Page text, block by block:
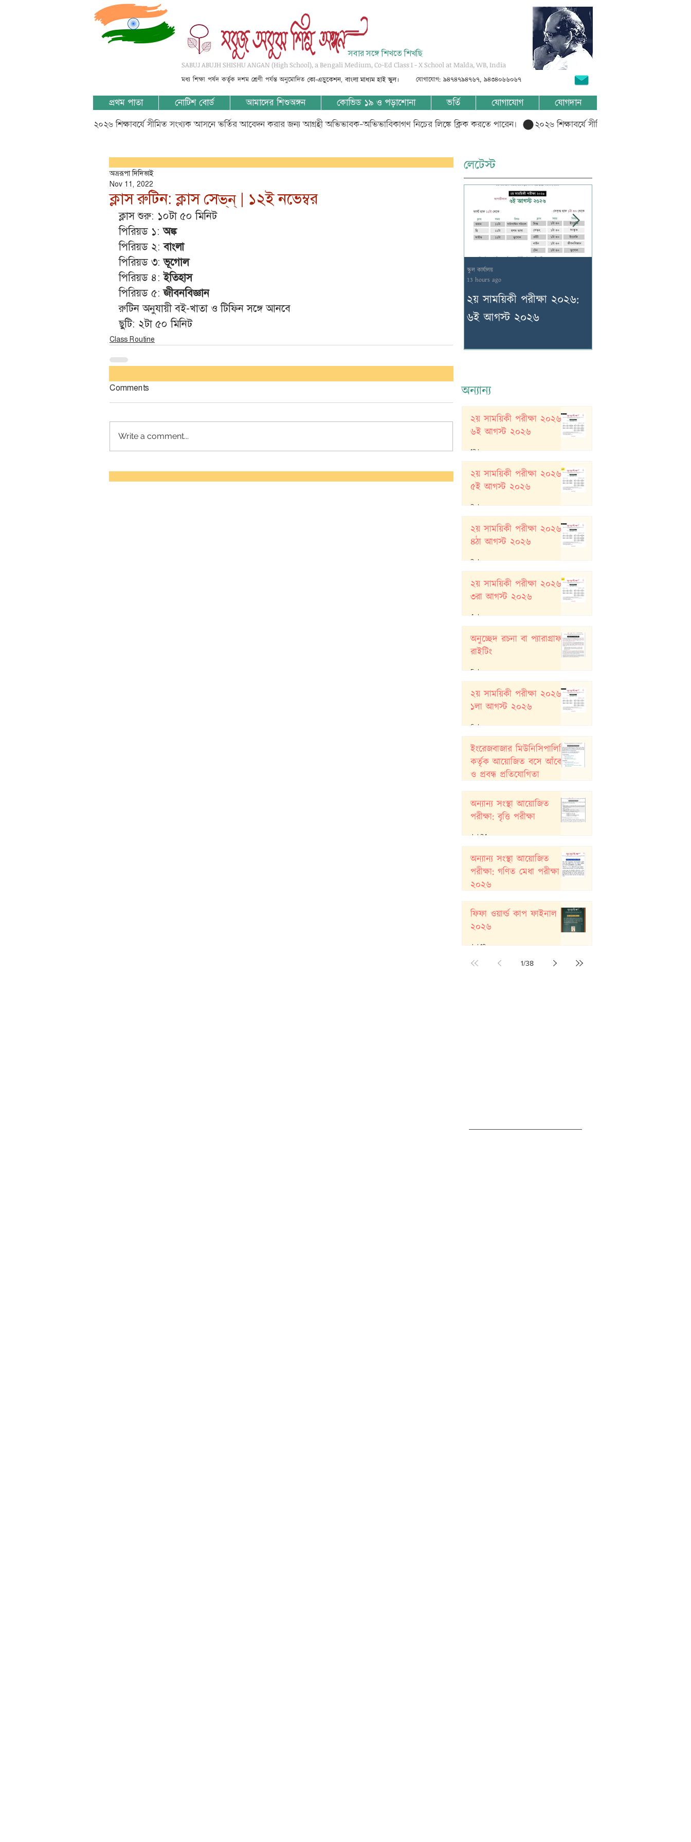
সবার সঙ্গে শিখতে শিখছি
SABUJ ABUJH SHISHU ANGAN (High School), a Bengali Medium, Co-Ed Class I - X School at Malda, WB, India
মধ্য শিক্ষা পর্ষদ কর্তৃক দশম শ্রেণী পর্যন্ত অনুমোদিত কো-এডুকেশন, বাংলা মাধ্যম হাই স্কুল। যোগাযোগ: ৯৪৭৪৭৯৪৭৬৭, ৯৪৩৪০৬৬০৬৭
প্রথম পাতা নোটিশ বোর্ড আমাদের শিশুঅঙ্গন কোভিড ১৯ ও পড়াশোনা ভর্তি যোগাযোগ যোগদান
২০২৬ শিক্ষাবর্ষে সীমিত সংখ্যক আসনে ভর্তির আবেদন করার জন্য আগ্রহী অভিভাবক-অভিভাবিকাগণ নিচের লিঙ্কে ক্লিক করতে পারেন।
ক্লাস রুটিন: ক্লাস সেভ্‌ন্‌ | ১২ই নভেম্বর
অভ্ররূপা দিদিভাই
Nov 11, 2022
ক্লাস শুরু: ১০টা ৫০ মিনিট
পিরিয়ড ১: অঙ্ক
পিরিয়ড ২: বাংলা
পিরিয়ড ৩: ভূগোল
পিরিয়ড ৪: ইতিহাস
পিরিয়ড ৫: জীবনবিজ্ঞান
রুটিন অনুযায়ী বই-খাতা ও টিফিন সঙ্গে আনবে
ছুটি: ২টা ৫০ মিনিট
Class Routine
Comments
Write a comment...
লেটেস্ট
২য় সাময়িকী পরীক্ষা ২০২৬:
৬ই আগস্ট ২০২৬
স্কুল কার্যালয়
13 hours ago
অন্যান্য
২য় সাময়িকী পরীক্ষা ২০২৬:
৬ই আগস্ট ২০২৬
13 hours ago
২য় সাময়িকী পরীক্ষা ২০২৬:
৫ই আগস্ট ২০২৬
2 days ago
২য় সাময়িকী পরীক্ষা ২০২৬:
৪ঠা আগস্ট ২০২৬
3 days ago
২য় সাময়িকী পরীক্ষা ২০২৬:
৩রা আগস্ট ২০২৬
4 days ago
অনুচ্ছেদ রচনা বা প্যারাগ্রাফ
রাইটিং
5 days ago
২য় সাময়িকী পরীক্ষা ২০২৬:
১লা আগস্ট ২০২৬
6 days ago
ইংরেজবাজার মিউনিসিপালিটি
কর্তৃক আয়োজিত বসে আঁকো
ও প্রবন্ধ প্রতিযোগিতা
অন্যান্য সংস্থা আয়োজিত
পরীক্ষা: বৃত্তি পরীক্ষা
Jul 24
অন্যান্য সংস্থা আয়োজিত
পরীক্ষা: গণিত মেধা পরীক্ষা
২০২৬
ফিফা ওয়ার্ল্ড কাপ ফাইনাল
২০২৬
Jul 19
1/38